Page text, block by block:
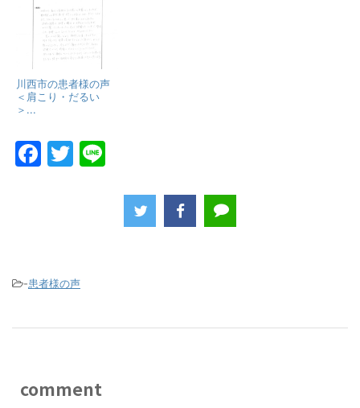
川西市の患者様の声
＜肩こり・だるい
＞...
F
o
k
T
-患者様の声
comment